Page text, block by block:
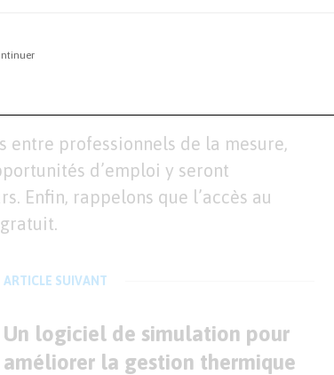
up afin qu’elles puissent présenter
et touche de plus en plus de
entre professionnels de la mesure,
d’emploi y seront
Enfin, rappelons que l’accès au
ARTICLE SUIVANT
Un logiciel de simulation pour
améliorer la gestion thermique